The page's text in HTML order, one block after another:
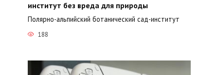
институт без вреда для природы
Полярно-альпийский ботанический сад-институт
188